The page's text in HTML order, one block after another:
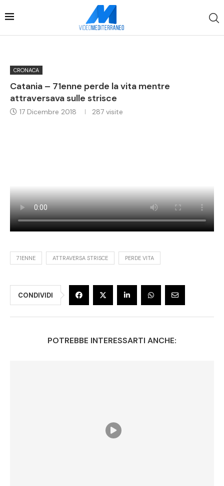
CRONACA
Catania – 71enne perde la vita mentre
attraversava sulle strisce
17 Dicembre 2018 287 visite
71ENNE ATTRAVERSA STRISCE PERDE VITA
CONDIVIDI
POTREBBE INTERESSARTI ANCHE: